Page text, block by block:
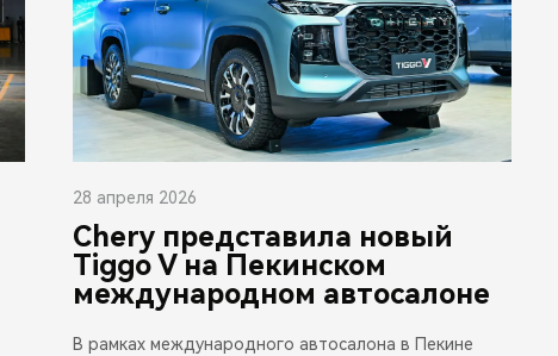
28 апреля 2026
Chery представила новый
Tiggo V на Пекинском
международном автосалоне
В рамках международного автосалона в Пекине